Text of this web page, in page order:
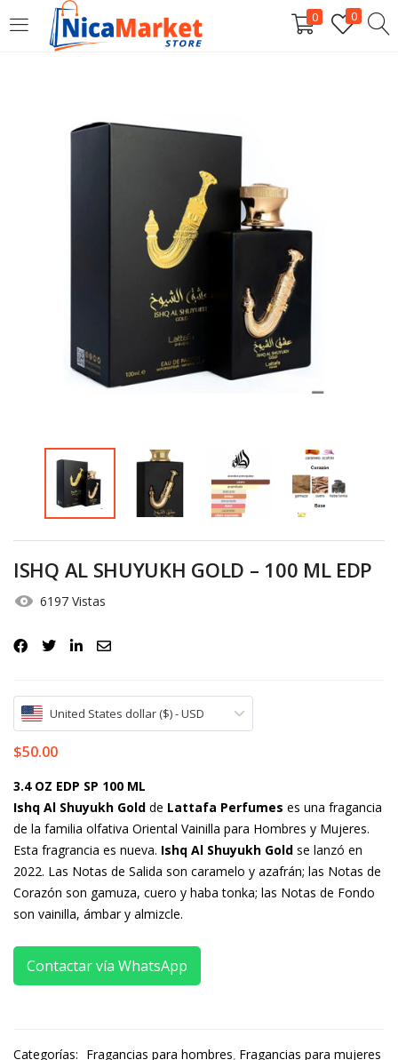
0 0
INICIAR SESIÓN
Por favor, introduce una respuesta en dígitos:
Recordarme
Olvidó la contraseña?
ISHQ AL SHUYUKH GOLD – 100 ML EDP
6197 Vistas
United States dollar ($) - USD
$50.00
3.4 OZ EDP SP 100 ML
Ishq Al Shuyukh Gold de Lattafa Perfumes es una fragancia
de la familia olfativa Oriental Vainilla para Hombres y Mujeres.
Esta fragrancia es nueva. Ishq Al Shuyukh Gold se lanzó en
2022. Las Notas de Salida son caramelo y azafrán; las Notas de
Corazón son gamuza, cuero y haba tonka; las Notas de Fondo
son vainilla, ámbar y almizcle.
Contactar vía WhatsApp
Categorías: Fragancias para hombres Fragancias para mujeres